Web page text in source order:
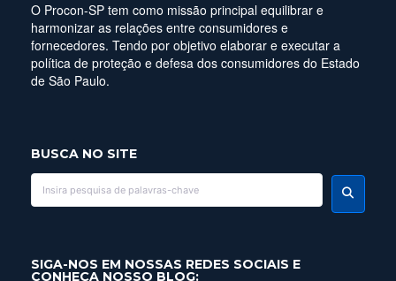
O Procon-SP tem como missão principal equilibrar e
harmonizar as relações entre consumidores e
fornecedores. Tendo por objetivo elaborar e executar a
política de proteção e defesa dos consumidores do Estado
de São Paulo.
BUSCA NO SITE
SIGA-NOS EM NOSSAS REDES SOCIAIS E
CONHEÇA NOSSO BLOG: